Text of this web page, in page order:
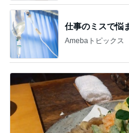
仕事のミスで悩
Amebaトピックス